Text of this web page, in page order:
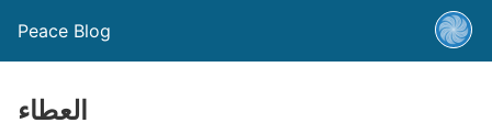
Peace Blog
العطاء